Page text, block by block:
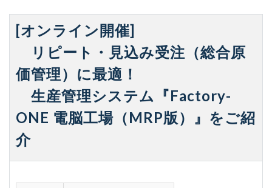
[オンライン開催]
リピート・見込み受注（総合原
価管理）に最適！
生産管理システム『Factory-
ONE 電脳工場（MRP版）』をご紹
介